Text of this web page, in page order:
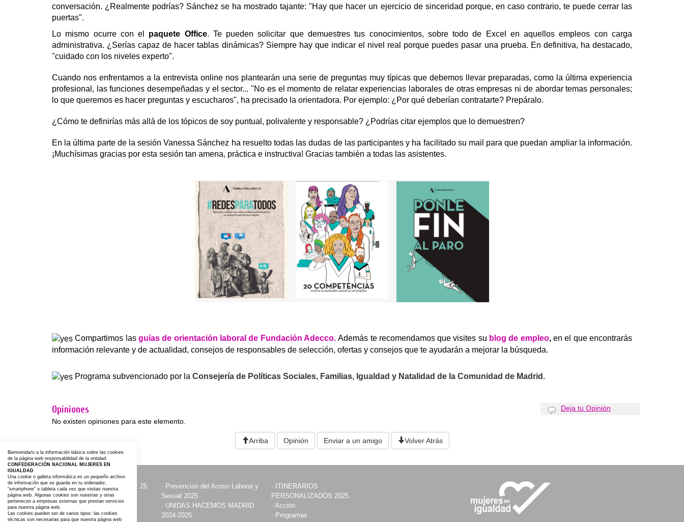
conversación. ¿Realmente podrías? Sánchez se ha mostrado tajante: "Hay que hacer un ejercicio de sinceridad porque, en caso contrario, te puede cerrar las
puertas".
Lo mismo ocurre con el
paquete Office. Te pueden solicitar que demuestres tus conocimientos, sobre todo de Excel en aquellos empleos con carga
administrativa. ¿Serías capaz de hacer tablas dinámicas? Siempre hay que indicar el nivel real porque puedes pasar una prueba. En definitiva, ha destacado,
"cuidado con los niveles experto".
Cuando nos enfrentamos a la entrevista online nos plantearán una serie de preguntas muy típicas que debemos llevar preparadas, como la última experiencia
profesional, las funciones desempeñadas y el sector... "No es el momento de relatar experiencias laborales de otras empresas ni de abordar temas personales;
lo que queremos es hacer preguntas y escucharos", ha precisado la orientadora. Por ejemplo: ¿ Por qué deberían contratarte? Prepáralo.
¿Cómo te definirías más allá de los tópicos de soy puntual, polivalente y responsable? ¿Podrías citar ejemplos que lo demuestren?
En la última parte de la sesión Vanessa Sánchez ha resuelto todas las dudas de las participantes y ha facilitado su mail para que puedan ampliar la información.
¡Muchísimas gracias por esta sesión tan amena, práctica e instructiva! Gracias también a todas las asistentes.
Compartimos las guías de orientación laboral de Fundación Adecco.Además te recomendamos que visites su blog de empleo,en el que encontrarás
información relevante y de actualidad, consejos de responsables de selección, ofertas y consejos que te ayudarán a mejorar la búsqueda.
Programa subvencionado por la Consejería de Políticas Sociales, Familias, Igualdad y Natalidad de la Comunidad de Madrid.
Opiniones
Deja tu Opinión
No existen opiniones para este elemento.
Arriba Opinión Enviar a un amigo Volver Atrás
· ACTOS CON MOTIVO DEL 25
NOVIEMBRE
· Prevención del Acoso Laboral y
Sexual 2025
· ITINERARIOS
PERSONALIZADOS 2025
·Contacta y Asóciate · UNIDAS HACEMOS MADRID
2024-2025
· Acción
· Programas
Bienvenida/o a la información básica sobre las cookies
de la página web responsabilidad de la entidad:
CONFEDERACIÓN NACIONAL MUJERES EN
IGUALDAD
Una cookie o galleta informática es un pequeño archivo
de información que se guarda en tu ordenador,
“smartphone” o tableta cada vez que visitas nuestra
página web. Algunas cookies son nuestras y otras
pertenecen a empresas externas que prestan servicios
para nuestra página web.
Las cookies pueden ser de varios tipos: las cookies
técnicas son necesarias para que nuestra página web